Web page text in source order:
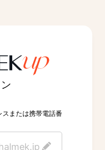
スまたは携帯電話番